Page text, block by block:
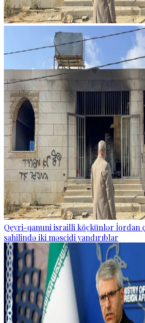
Qeyri-qanuni israilli köçkünlər İordan
sahilində iki məscidi yandırıblar